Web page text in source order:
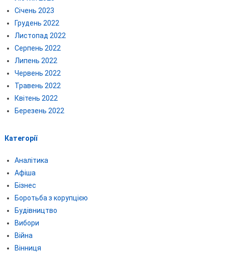
Січень 2023
Грудень 2022
Листопад 2022
Серпень 2022
Липень 2022
Червень 2022
Травень 2022
Квітень 2022
Березень 2022
Категорії
Аналітика
Афіша
Бізнес
Боротьба з корупцією
Будівництво
Вибори
Війна
Вінниця